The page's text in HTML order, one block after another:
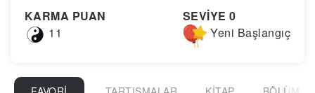
KARMA PUAN
11
SEVİYE 0
Yeni Başlangıç